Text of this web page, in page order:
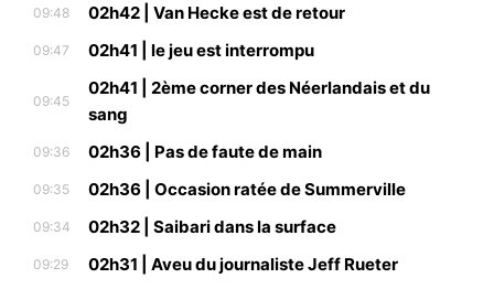
09:48 02h42 | Van Hecke est de retour
09:47 02h41 | le jeu est interrompu
09:45
02h41 | 2ème corner des Néerlandais et du
sang
09:36 02h36 | Pas de faute de main
09:35 02h36 | Occasion ratée de Summerville
09:34 02h32 | Saibari dans la surface
09:29 02h31 | Aveu du journaliste Jeff Rueter